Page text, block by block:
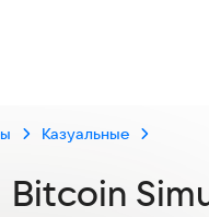
Казуальные
Bitcoin